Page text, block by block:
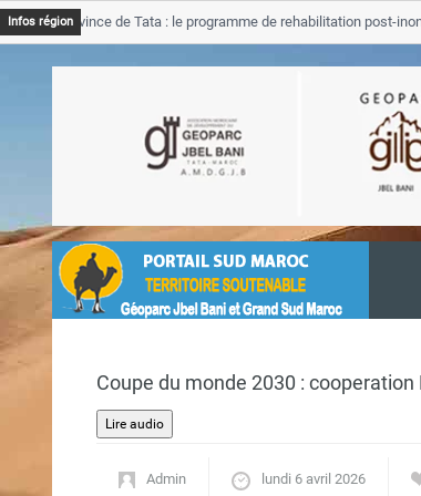
Infos région
Province de Tata : le programme de rehabilitation post-
Coupe du monde 2030 :
Admin lundi 6 avril 2026